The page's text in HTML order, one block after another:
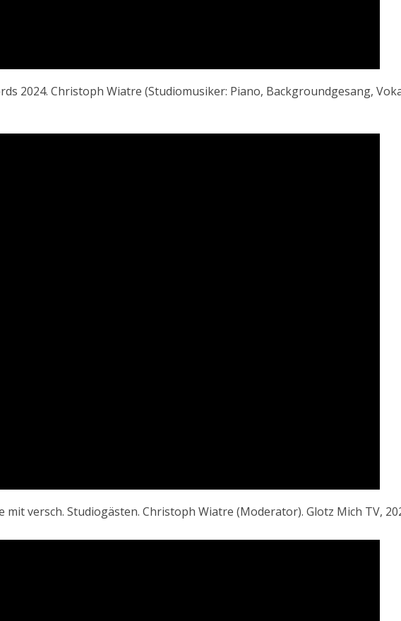
2024. Christoph Wiatre (Studiomusiker: Piano, Backgroundgesang,
versch. Studiogästen. Christoph Wiatre (Moderator). Glotz Mich TV,